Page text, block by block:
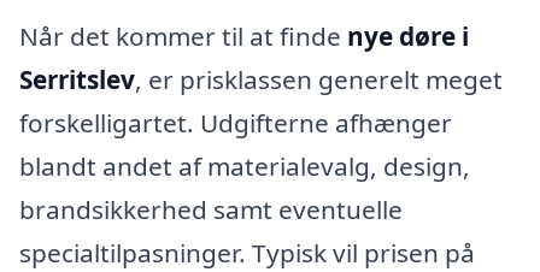
Når det kommer til at finde nye døre i
Serritslev, er prisklassen generelt meget
forskelligartet. Udgifterne afhænger
blandt andet af materialevalg, design,
brandsikkerhed samt eventuelle
specialtilpasninger. Typisk vil prisen på